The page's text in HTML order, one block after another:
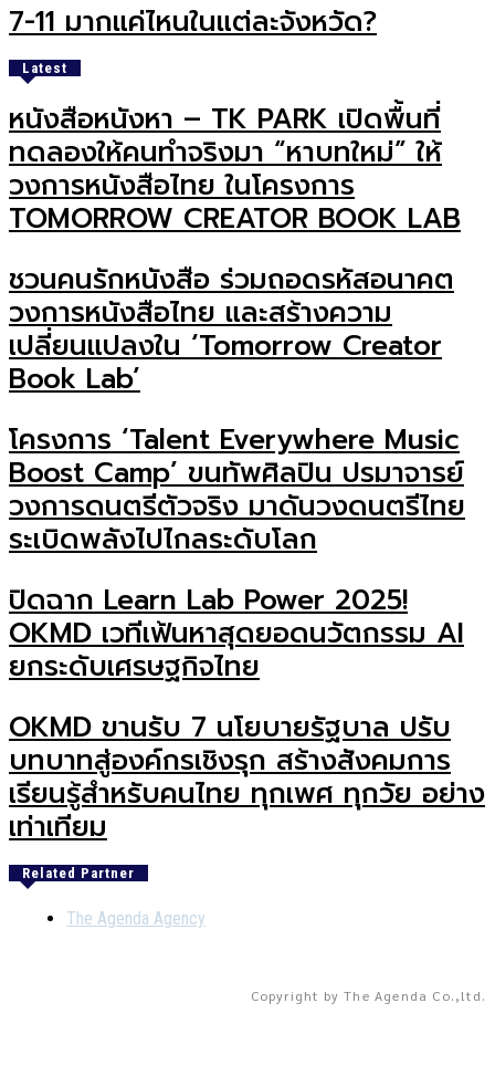
7-11 มากแค่ไหนในแต่ละจังหวัด?
Latest
หนังสือหนังหา – TK PARK เปิดพื้นที่
ทดลองให้คนทำจริงมา “หาบทใหม่” ให้
วงการหนังสือไทย ในโครงการ
TOMORROW CREATOR BOOK LAB
ชวนคนรักหนังสือ ร่วมถอดรหัสอนาคต
วงการหนังสือไทย และสร้างความ
เปลี่ยนแปลงใน ‘Tomorrow Creator
Book Lab’
โครงการ ‘Talent Everywhere Music
Boost Camp’ ขนทัพศิลปิน ปรมาจารย์
วงการดนตรีตัวจริง มาดันวงดนตรีไทย
ระเบิดพลังไปไกลระดับโลก
ปิดฉาก Learn Lab Power 2025!
OKMD เวทีเฟ้นหาสุดยอดนวัตกรรม AI
ยกระดับเศรษฐกิจไทย
OKMD ขานรับ 7 นโยบายรัฐบาล ปรับ
บทบาทสู่องค์กรเชิงรุก สร้างสังคมการ
เรียนรู้สำหรับคนไทย ทุกเพศ ทุกวัย อย่าง
เท่าเทียม
Related Partner
The Agenda Agency
Copyright by The Agenda Co.,ltd.